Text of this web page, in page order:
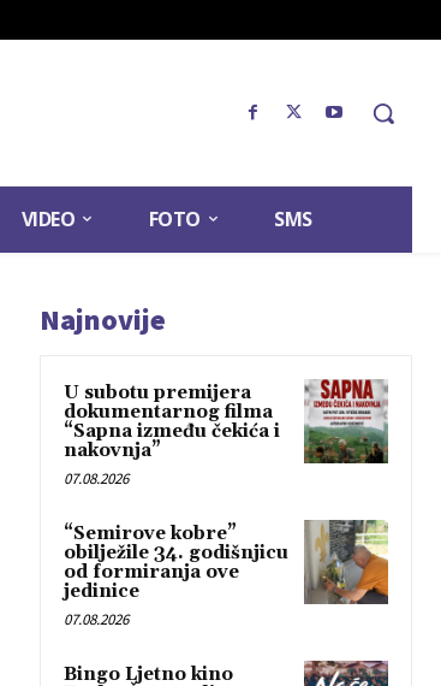
VIDEO FOTO SMS
Najnovije
U subotu premijera
dokumentarnog filma
“Sapna između čekića i
nakovnja”
07.08.2026
“Semirove kobre”
obilježile 34. godišnjicu
od formiranja ove
jedinice
07.08.2026
Bingo Ljetno kino